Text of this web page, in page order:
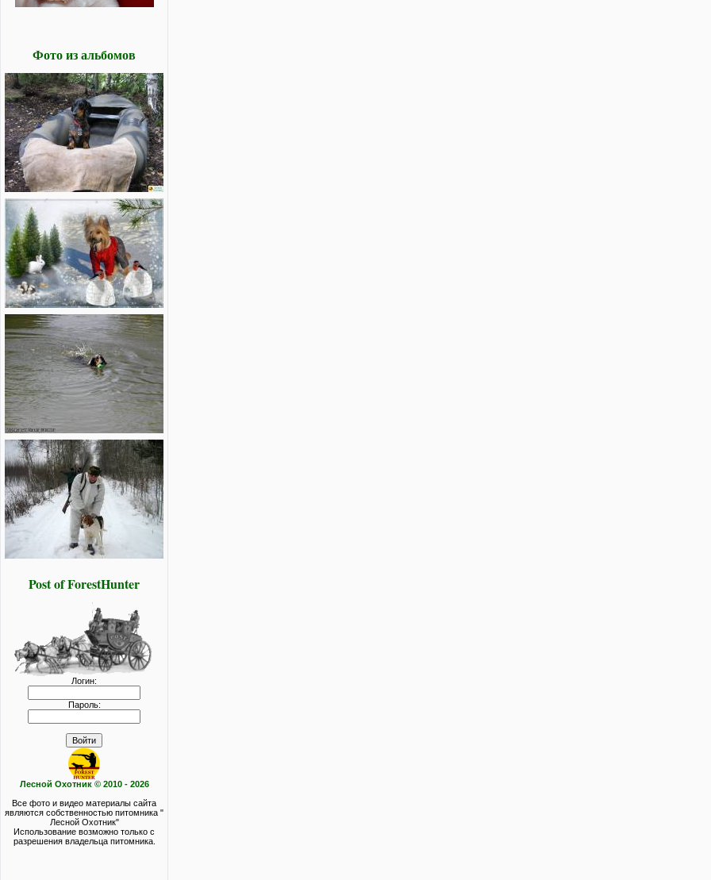
Фото из альбомов
Post of ForestHunter
Логин:
Пароль:
Лесной Охотник © 2010 - 2026
Все фото и видео материалы сайта
являются собственностью питомника "
Лесной Охотник"
Использование возможно только с
разрешения владельца питомника.